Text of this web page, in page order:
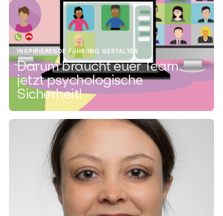
INSPIRIERENDE FÜHRUNG GESTALTEN
Darum braucht euer Team
jetzt psychologische
Sicherheit!